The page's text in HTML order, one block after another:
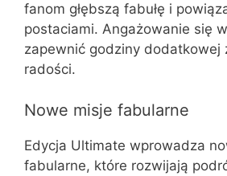
fanom głębszą fabułę i
postaciami. Angażowanie się
zapewnić godziny dodatkowej
radości.
Nowe misje fabularne
Edycja Ultimate wprowadza
fabularne, które rozwijają